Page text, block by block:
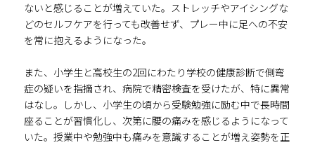
ないと感じることが増えていた。ストレッチやアイシングな
どのセルフケアを行っても改善せず、プレー中に足への不安
を常に抱えるようになった。
また、小学生と高校生の2回にわたり学校の健康診断で側弯
症の疑いを指摘され、病院で精密検査を受けたが、特に異常
はなし。しかし、小学生の頃から受験勉強に励む中で長時間
座ることが習慣化し、次第に腰の痛みを感じるようになって
いた。授業中や勉強中も痛みを意識することが増え姿勢を正